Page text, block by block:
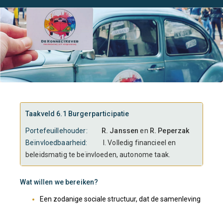
Taakveld 6.1 Burgerparticipatie
Portefeuillehouder: R. Janssenen R. Peperzak
Beïnvloedbaarheid:
I. Volledig financieel en
beleidsmatig te beïnvloeden, autonome taak.
Wat willen we bereiken?
Een zodanige sociale structuur, dat de samenleving